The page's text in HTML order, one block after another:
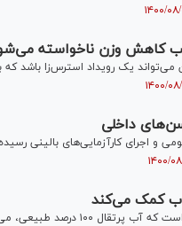
می‌تواند یک رویداد استرس‌زا باشد
کمک می‌کند
و فشار اکسایشی در بزرگسالان کمک کند.